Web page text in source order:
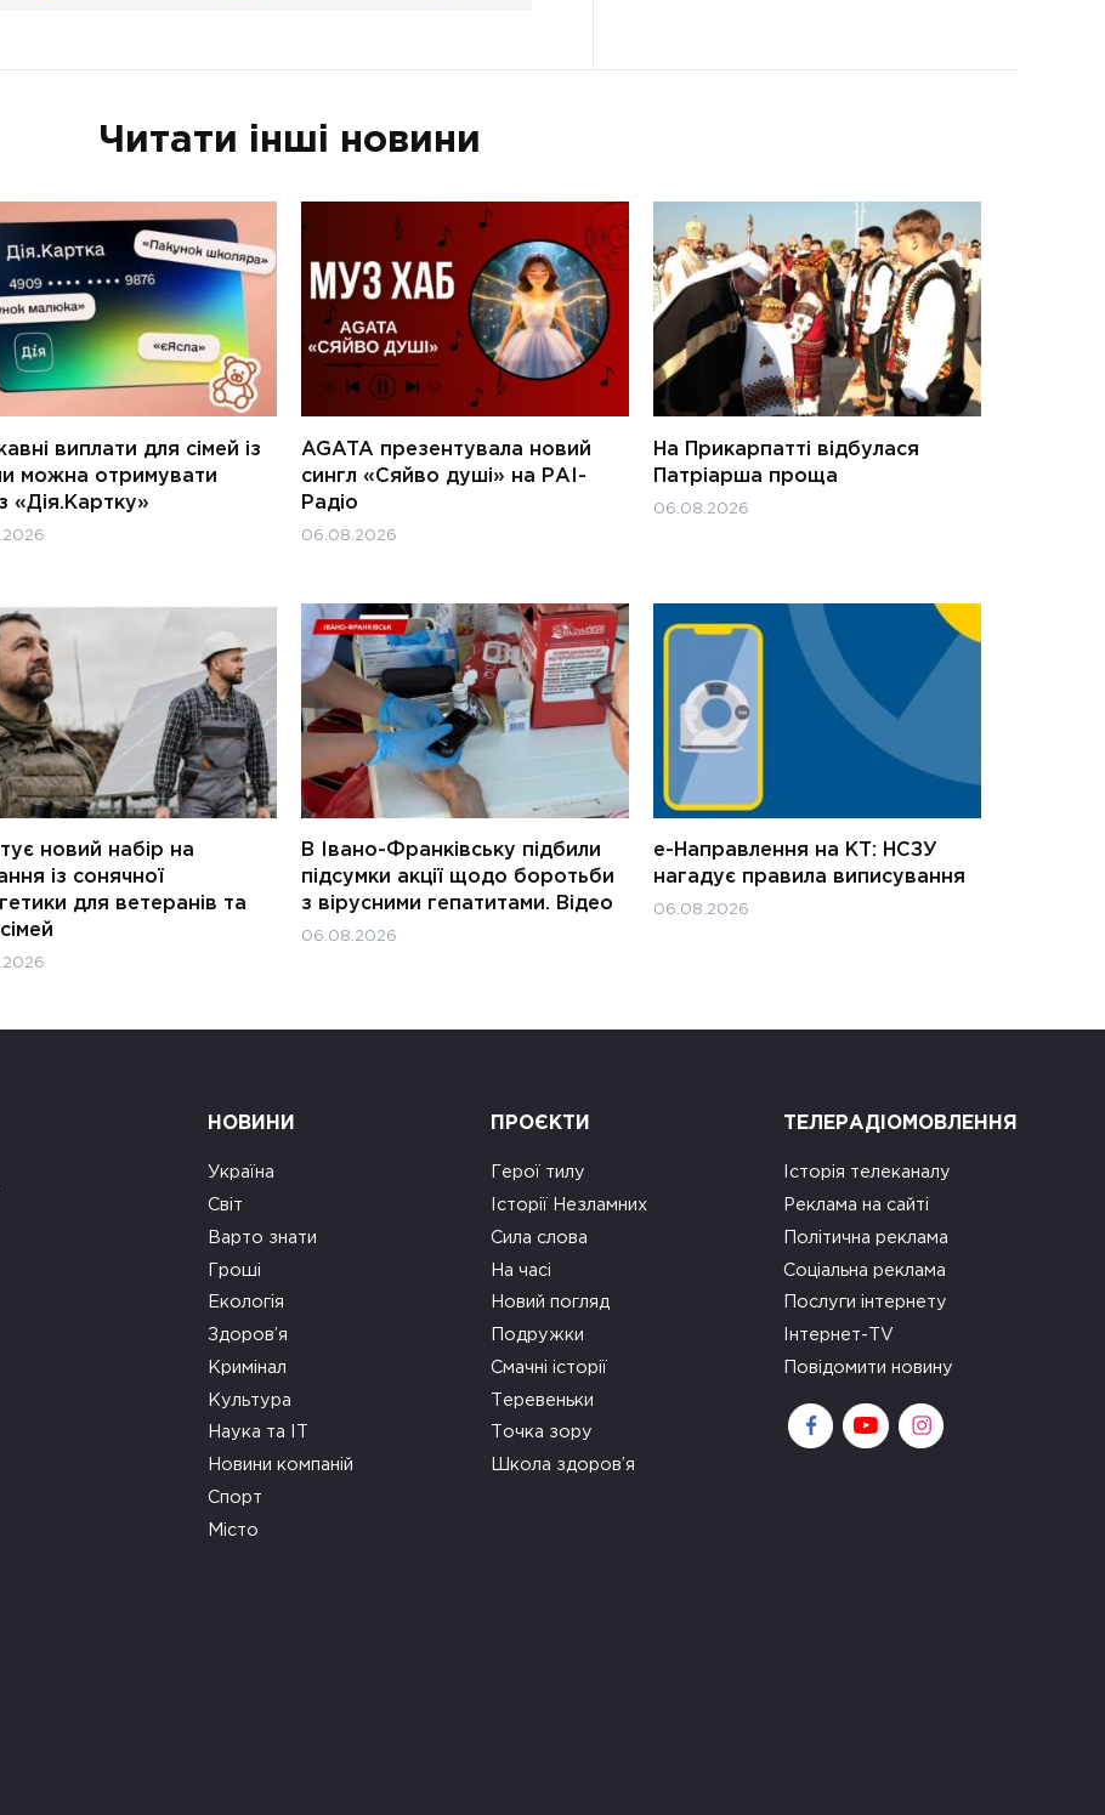
Читати інші новини
виплати для сімей із
можна отримувати
«Дія.Картку»
AGATA презентувала новий
сингл «Сяйво душі» на РАІ-
Радіо
06.08.2026
На Прикарпатті відбулася
Патріарша проща
06.08.2026
новий набір на
із сонячної
для ветеранів та
сімей
В Івано-Франківську підбили
підсумки акції щодо боротьби
з вірусними гепатитами. Відео
06.08.2026
е-Направлення на КТ: НСЗУ
нагадує правила виписування
06.08.2026
НОВИНИ
Україна
Світ
Варто знати
Гроші
Екологія
Здоров’я
Кримінал
Культура
Наука та ІТ
Новини компаній
Спорт
Місто
ПРОЄКТИ
Герої тилу
Історії Незламних
Сила слова
На часі
Новий погляд
Подружки
Смачні історії
Теревеньки
Точка зору
Школа здоров’я
ТЕЛЕРАДІОМОВЛЕННЯ
Історія телеканалу
Реклама на сайті
Політична реклама
Соціальна реклама
Послуги інтернету
Інтернет-TV
Повідомити новину